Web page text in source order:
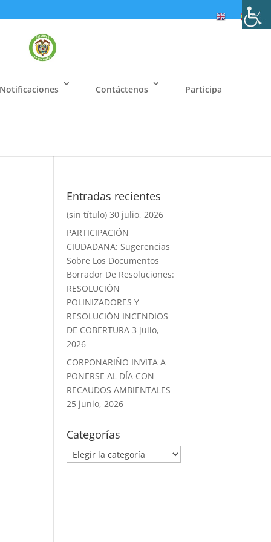
Notificaciones Contáctenos Participa
Entradas recientes
(sin título) 30 julio, 2026
PARTICIPACIÓN
CIUDADANA: Sugerencias
Sobre Los Documentos
Borrador De Resoluciones:
RESOLUCIÓN
POLINIZADORES Y
RESOLUCIÓN INCENDIOS
DE COBERTURA 3 julio,
2026
CORPONARIÑO INVITA A
PONERSE AL DÍA CON
RECAUDOS AMBIENTALES
25 junio, 2026
Categorías
ES